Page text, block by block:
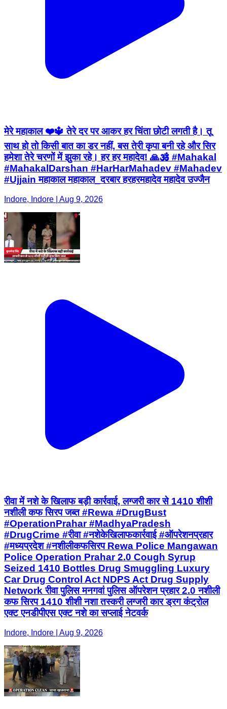
मेरे महाकाल ❤️🔱 तेरे दर पर आकर हर चिंता छोटी लगती है। तू
साथ हो तो किसी बात का डर नहीं, बस तेरी कृपा बनी रहे और सिर
हमेशा तेरे चरणों में झुका रहे। हर हर महादेव! 🙏🕉️ #Mahakal
#MahakalDarshan #HarHarMahadev #Mahadev
#Ujjain महाकाल महाकाल_दरबार हरहरमहादेव महादेव उज्जैन
Indore, Indore | Aug 9, 2026
रीवा में नशे के खिलाफ बड़ी कार्रवाई, लग्जरी कार से 1410 शीशी
नशीली कफ सिरप जब्त #Rewa #DrugBust
#OperationPrahar #MadhyaPradesh
#DrugCrime #रीवा #नशेकेखिलाफकार्रवाई #ऑपरेशनप्रहार
#मध्यप्रदेश #नशीलीकफसिरप Rewa Police Mangawan
Police Operation Prahar 2.0 Cough Syrup
Seized 1410 Bottles Drug Smuggling Luxury
Car Drug Control Act NDPS Act Drug Supply
Network रीवा पुलिस मनगवां पुलिस ऑपरेशन प्रहार 2.0 नशीली
कफ सिरप 1410 शीशी नशा तस्करी लग्जरी कार ड्रग कंट्रोल
एक्ट एनडीपीएस एक्ट नशे का सप्लाई नेटवर्क
Indore, Indore | Aug 9, 2026